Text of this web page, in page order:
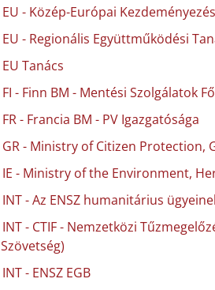
EU - Közép-Európai Kezdeményezés
EU - Regionális Együttműködési
EU Tanács
FI - Finn BM - Mentési Szolgálatok
FR - Francia BM - PV Igazgatósága
GR - Ministry of Citizen Protection,
IE - Ministry of the Environment,
INT - Az ENSZ humanitárius
INT - CTIF - Nemzetközi
Szövetség)
INT - ENSZ EGB